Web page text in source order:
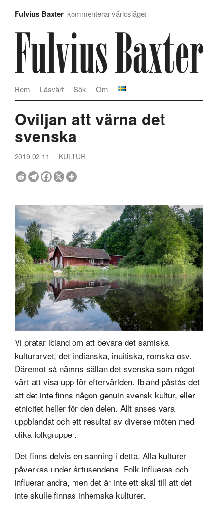
Fulvius Baxter kommenterar världsläget
Om
Sök
Läsvärt
Hem
Oviljan att värna det
svenska
2019 02 11 KULTUR
Vi pratar ibland om att bevara det samiska
kulturarvet, det indianska, inuitiska, romska osv.
Däremot så nämns sällan det svenska som något
värt att visa upp för eftervärlden. Ibland påstås det
att det inte finns någon genuin svensk kultur, eller
etnicitet heller för den delen. Allt anses vara
uppblandat och ett resultat av diverse möten med
olika folkgrupper.
Det finns delvis en sanning i detta. Alla kulturer
påverkas under årtusendena. Folk influeras och
influerar andra, men det är inte ett skäl till att det
inte skulle finnas inhemska kulturer.